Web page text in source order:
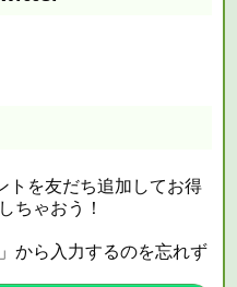
トを友だち追加してお得
ちゃおう！
から入力するのを忘れず